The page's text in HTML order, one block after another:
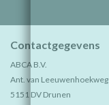
Contactgegevens
ABCA B.V.
Ant. van
5151 DV Drunen